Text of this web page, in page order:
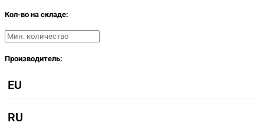
Кол-во на складе:
Производитель:
EU
RU